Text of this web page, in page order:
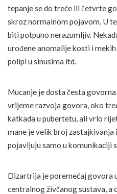
tepanje se do treće ili četvrte
skroz normalnom pojavom. U
biti potpuno nerazumljiv.
urođene anomalije kosti i
polipi u sinusima itd.
Mucanje je dosta česta govorna
vrijeme razvoja govora, oko
katkada u pubertetu, ali vrlo
mane je velik broj
pojavljuju samo u komunikaciji
Dizartrija je poremećaj govora
centralnog živčanog sustava, a